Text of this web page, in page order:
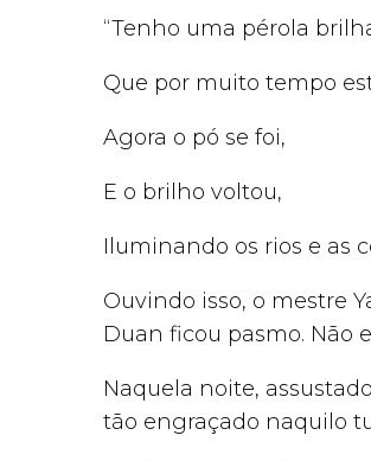
“Tenho uma pérola
Que por muito tempo
Agora o pó se foi,
E o brilho voltou,
Iluminando os rios e as
Ouvindo isso, o mestre
Duan ficou pasmo. Não
Naquela noite,
tão engraçado naquilo